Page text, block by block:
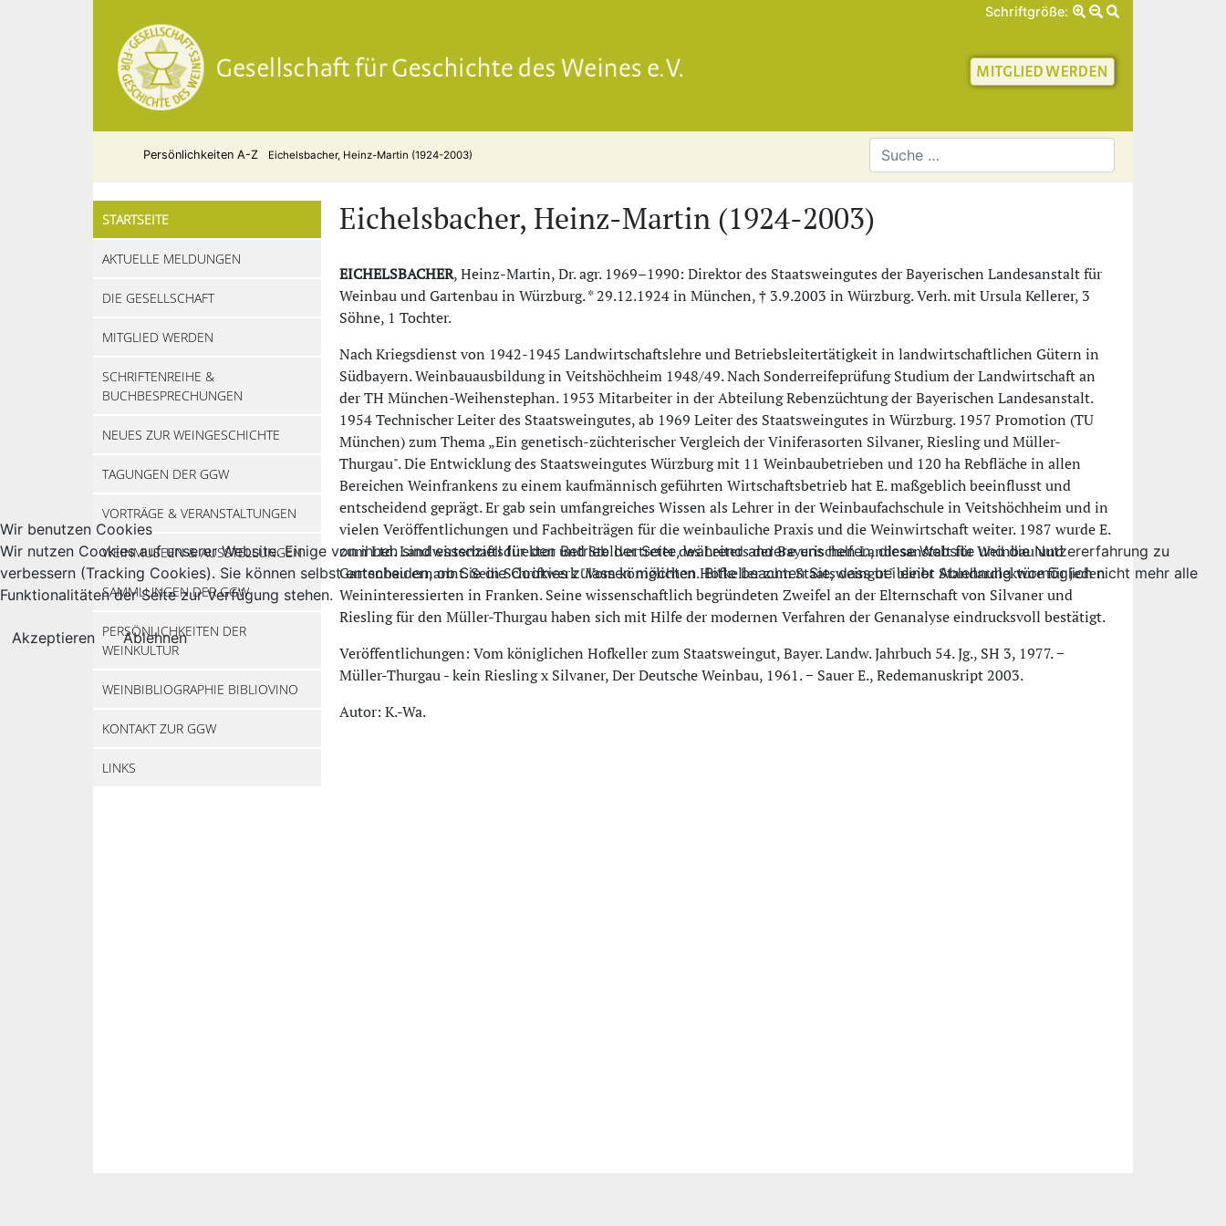
Schriftgröße:
Gesellschaft für Geschichte
Persönlichkeiten A-Z Eichelsbacher, Heinz-Martin (1924-2003)
STARTSEITE
AKTUELLE MELDUNGEN
DIE GESELLSCHAFT
MITGLIED WERDEN
SCHRIFTENREIHE &
BUCHBESPRECHUNGEN
NEUES ZUR WEINGESCHICHTE
TAGUNGEN DER GGW
VORTRÄGE & VERANSTALTUNGEN
WEINMUSEEN & AUSSTELLUNGEN
SAMMLUNGEN DER GGW
PERSÖNLICHKEITEN DER
WEINKULTUR
WEINBIBLIOGRAPHIE BIBLIOVINO
KONTAKT ZUR GGW
LINKS
Eichelsbacher, Heinz-Martin (1924-2003)
EICHELSBACHER, Heinz-Martin, Dr. agr. 1969–1990: Direktor des Staatsweingutes der Bayerischen Landesanstalt für
Weinbau und Gartenbau in Würzburg. * 29.12.1924 in München, † 3.9.2003 in Würzburg. Verh. mit Ursula Kellerer, 3
Söhne, 1 Tochter.
Nach Kriegsdienst von 1942-1945 Landwirtschaftslehre und Betriebsleitertätigkeit in landwirtschaftlichen Gütern in
Südbayern. Weinbauausbildung in Veitshöchheim 1948/49. Nach Sonderreifeprüfung Studium der Landwirtschaft an
der TH München-Weihenstephan. 1953 Mitarbeiter in der Abteilung Rebenzüchtung der Bayerischen Landesanstalt.
1954 Technischer Leiter des Staatsweingutes, ab 1969 Leiter des Staatsweingutes in Würzburg. 1957 Promotion (TU
München) zum Thema „Ein genetisch-züchterischer Vergleich der Viniferasorten Silvaner, Riesling und Müller-
Thurgau". Die Entwicklung des Staatsweingutes Würzburg mit 11 Weinbaubetrieben und 120 ha Rebfläche in allen
Bereichen Weinfrankens zu einem kaufmännisch geführten Wirtschaftsbetrieb hat E. maßgeblich beeinflusst und
entscheidend geprägt. Er gab sein umfangreiches Wissen als Lehrer in der Weinbaufachschule in Veitshöchheim und in
vielen Veröffentlichungen und Fachbeiträgen für die weinbauliche Praxis und die Weinwirtschaft weiter. 1987 wurde E.
zum Ltd. Landwirtschaftsdirektor und Stellvertreter des Leiters der Bayerischen Landesanstalt für Weinbau und
Gartenbau ernannt. Sein Schriftwerk "Vom königlichen Hofkeller zum Staatsweingut" bleibt Standardlektüre für jeden
Weininteressierten in Franken. Seine wissenschaftlich begründeten Zweifel an der Elternschaft von Silvaner und
Riesling für den Müller-Thurgau haben sich mit Hilfe der modernen Verfahren der Genanalyse eindrucksvoll bestätigt.
Veröffentlichungen: Vom königlichen Hofkeller zum Staatsweingut, Bayer. Landw. Jahrbuch 54. Jg., SH 3, 1977. −
Müller-Thurgau - kein Riesling x Silvaner, Der Deutsche Weinbau, 1961. − Sauer E., Redemanuskript 2003.
Autor: K.-Wa.
Wir benutzen Cookies
Wir nutzen Cookies auf unserer Website. Einige von ihnen sind essenziell für den Betrieb der Seite, während andere uns helfen, diese Website und die Nutzererfahrung zu
verbessern (Tracking Cookies). Sie können selbst entscheiden, ob Sie die Cookies zulassen möchten. Bitte beachten Sie, dass bei einer Ablehnung womöglich nicht mehr alle
Funktionalitäten der Seite zur Verfügung stehen.
Akzeptieren Ablehnen